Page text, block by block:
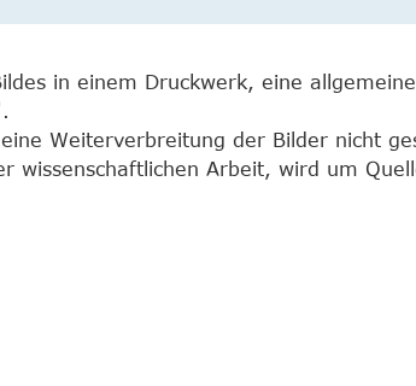
in einem Druckwerk, eine
.
Weiterverbreitung der Bilder nicht
wissenschaftlichen Arbeit, wird um